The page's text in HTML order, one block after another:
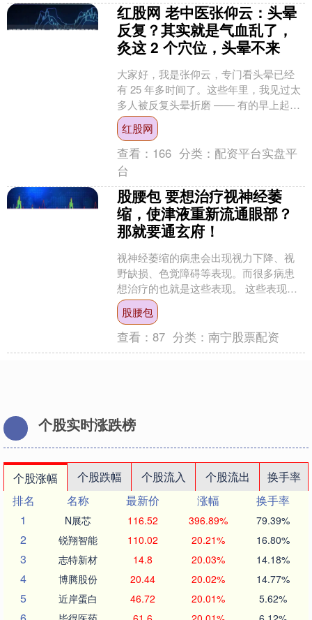
红股网 老中医张仰云：头晕
反复？其实就是气血乱了，
灸这 2 个穴位，头晕不来
大家好，我是张仰云，专门看头晕已经
有 25 年多时间了。这些年里，我见过太
多人被反复头晕折磨 —— 有的早上起床
一坐起来就天旋地转，有的走在路上突
然眼前发懵，还....
红股网
查看： 166 分类： 配资平台实盘平
台
股腰包 要想治疗视神经萎
缩，使津液重新流通眼部？
那就要通玄府！
视神经萎缩的病患会出现视力下降、视
野缺损、色觉障碍等表现。而很多病患
想治疗的也就是这些表现。 这些表现是
疾病吗？其实不是的，这些都是视神经
萎缩衍生出的表现而已。....
股腰包
查看：87 分类：南宁股票配资
个股实时涨跌榜
个股涨幅 个股跌幅 个股流入 个股流出
换手率
排名
名称 最新价 涨幅
换手率
1
N展芯 116.52 396.89% 79.39%
2 锐翔智能 110.02 20.21% 16.80%
3 志特新材 14.8 20.03% 14.18%
4 博腾股份 20.44 20.02% 14.77%
5 近岸蛋白 46.72 20.01% 5.62%